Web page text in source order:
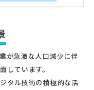
が急激な人口減少に伴
しています。
タル技術の積極的な活